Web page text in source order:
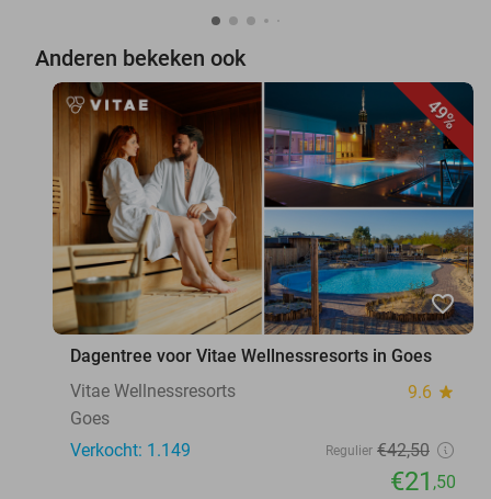
Anderen bekeken ook
49%
favorite_border
Dagentree voor Vitae Wellnessresorts in Goes
Vitae Wellnessresorts
9.6 star
Goes
Verkocht: 1.149
Regulier €42,50
€21 ,50